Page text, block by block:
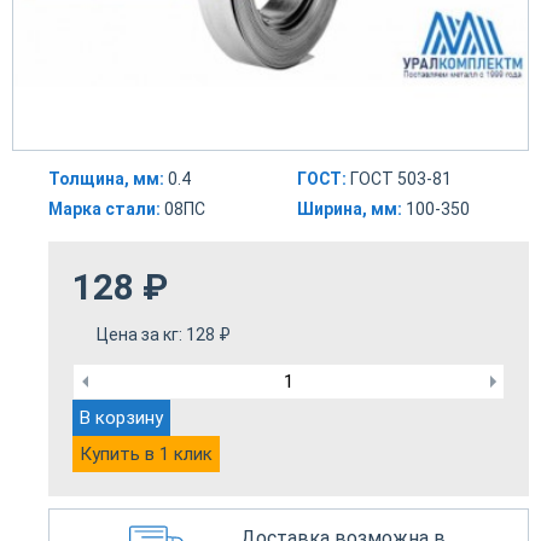
Толщина, мм: 0.4
Марка стали: 08ПС
ГОСТ: ГОСТ 503-81
Ширина, мм: 100-350
128 ₽
Цена за кг: 128 ₽
В корзину
Купить в 1 клик